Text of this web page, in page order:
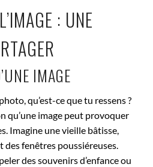
: UNE
IMAGE
qu’est-ce que tu ressens ?
qu’une image peut provoquer
Imagine une vieille bâtisse,
des fenêtres poussiéreuses.
des souvenirs d’enfance ou